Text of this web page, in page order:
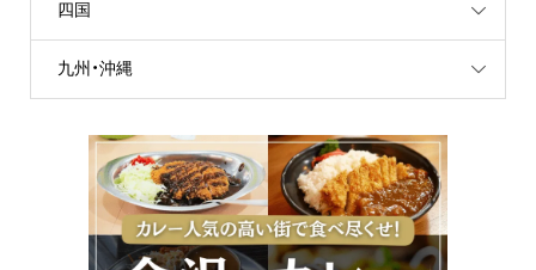
四国
九州・沖縄